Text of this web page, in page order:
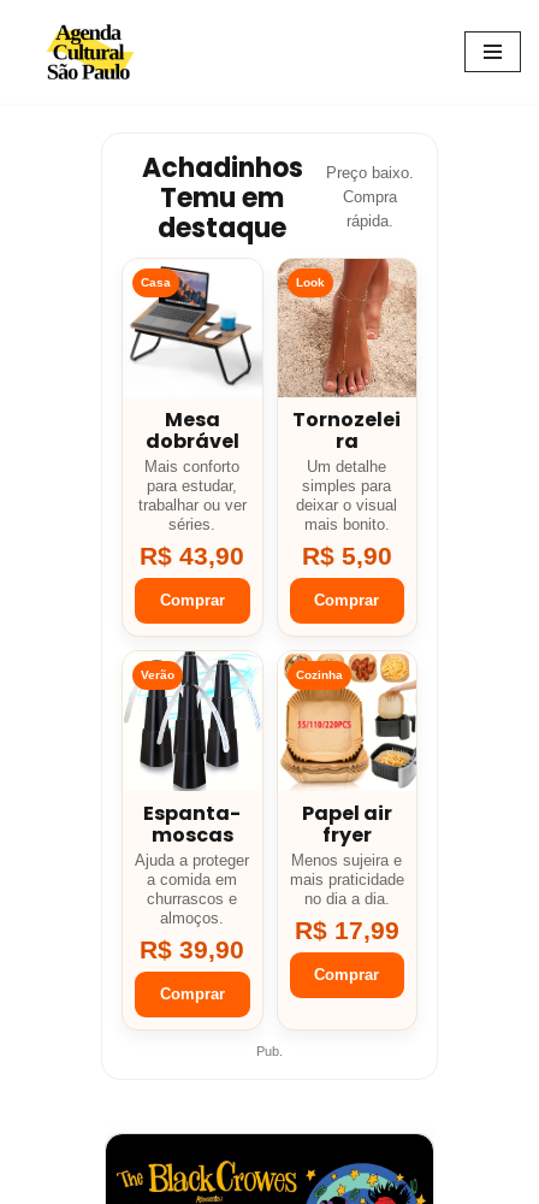
Avançar
Achadinhos
Temu em
destaque
Preço baixo.
Compra
rápida.
Casa
Mesa
dobrável
Mais conforto
para estudar,
trabalhar ou ver
séries.
R$ 43,90
Comprar
Look
Tornozelei
ra
Um detalhe
simples para
deixar o visual
mais bonito.
R$ 5,90
Comprar
Verão
Espanta-
moscas
Ajuda a proteger
a comida em
churrascos e
almoços.
R$ 39,90
Comprar
Cozinha
Papel air
fryer
Menos sujeira e
mais praticidade
no dia a dia.
R$ 17,99
Comprar
Pub.